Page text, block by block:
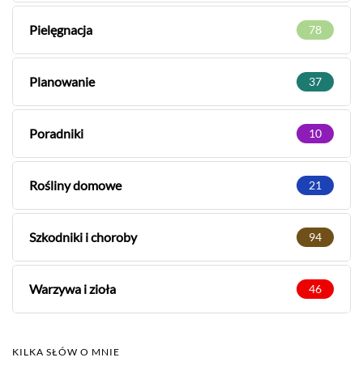
Pielęgnacja 78
Planowanie 37
Poradniki 10
Rośliny domowe 21
Szkodniki i choroby 94
Warzywa i zioła 46
KILKA SŁÓW O MNIE